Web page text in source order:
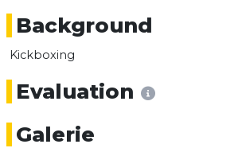
Background
Kickboxing
Evaluation
Galerie